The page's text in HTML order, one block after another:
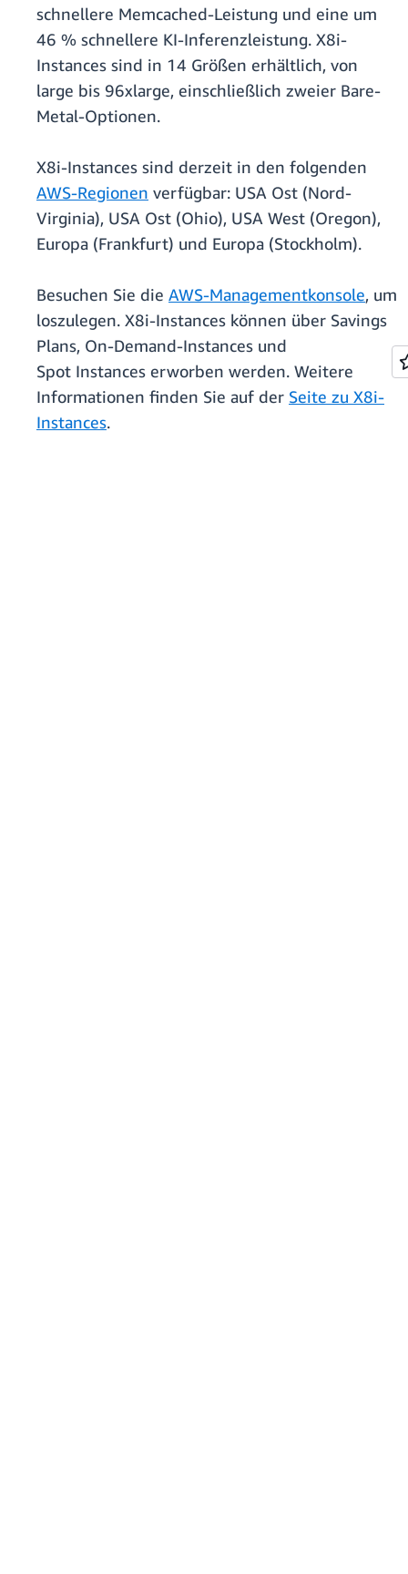
schnellere Memcached-Leistung und eine um
46 % schnellere KI-Inferenzleistung. X8i-
Instances sind in 14 Größen erhältlich, von
large bis 96xlarge, einschließlich zweier Bare-
Metal-Optionen.
X8i-Instances sind derzeit in den folgenden
AWS-Regionen verfügbar: USA Ost (Nord-
Virginia), USA Ost (Ohio), USA West (Oregon),
Europa (Frankfurt) und Europa (Stockholm).
Besuchen Sie die AWS-Managementkonsole, um
loszulegen. X8i-Instances können über Savings
Plans, On-Demand-Instances und
Spot Instances erworben werden. Weitere
Informationen finden Sie auf der Seite zu X8i-
Instances.